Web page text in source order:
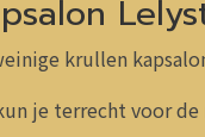
krullen
je terrecht voor